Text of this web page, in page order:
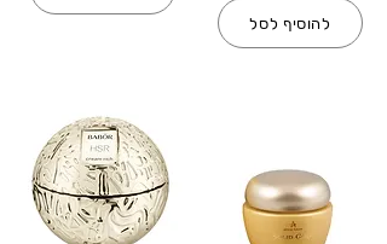
להוסיף לסל